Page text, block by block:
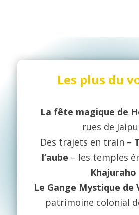
Les plus du
La fête magique de
rues de
Des trajets en train –
l’aube – les temples
Khajuraho
Le Gange Mystique de
patrimoine colonial